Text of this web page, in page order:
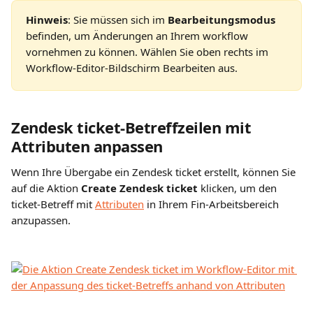
Hinweis: Sie müssen sich im Bearbeitungsmodus
befinden, um Änderungen an Ihrem workflow
vornehmen zu können. Wählen Sie oben rechts im
Workflow-Editor-Bildschirm Bearbeiten aus.
Zendesk ticket-Betreffzeilen mit
Attributen anpassen
Wenn Ihre Übergabe ein Zendesk ticket erstellt, können Sie
auf die Aktion Create Zendesk ticket klicken, um den
ticket-Betreff mit Attributen in Ihrem Fin-Arbeitsbereich
anzupassen.